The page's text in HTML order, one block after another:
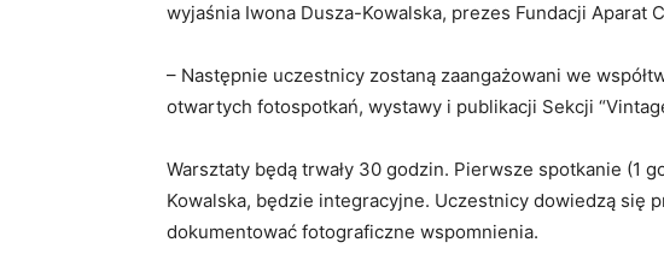
wyjaśnia Iwona Dusza-Kowalska, prezes Fundacji Aparat
– Następnie uczestnicy zostaną zaangażowani we
otwartych fotospotkań, wystawy i publikacji Sekcji
Warsztaty będą trwały 30 godzin. Pierwsze spotkanie (1
Kowalska, będzie integracyjne. Uczestnicy dowiedzą się
dokumentować fotograficzne wspomnienia.